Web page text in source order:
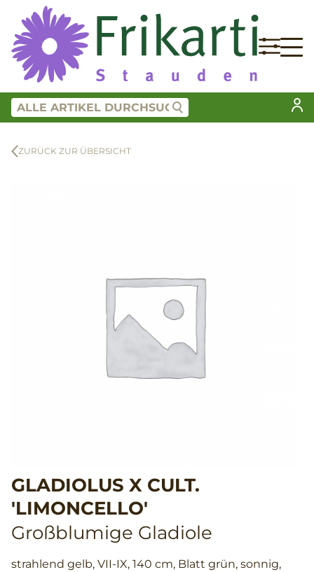
ZURÜCK ZUR ÜBERSICHT
GLADIOLUS X CULT.
'LIMONCELLO'
Großblumige Gladiole
strahlend gelb, VII-IX, 140 cm, Blatt grün, sonnig,